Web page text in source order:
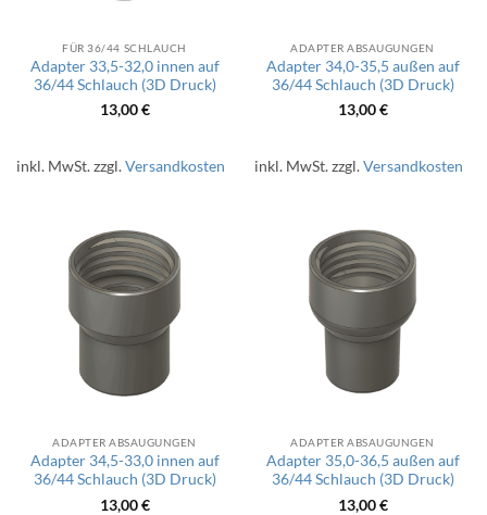
FÜR 36/44 SCHLAUCH
Adapter 33,5-32,0 innen auf
36/44 Schlauch (3D Druck)
13,00€
inkl. MwSt.zzgl.Versandkosten
ADAPTER ABSAUGUNGEN
Adapter 34,0-35,5 außen auf
36/44 Schlauch (3D Druck)
13,00€
inkl. MwSt.zzgl.Versandkosten
ADAPTER ABSAUGUNGEN
Adapter 34,5-33,0 innen auf
36/44 Schlauch (3D Druck)
13,00€
ADAPTER ABSAUGUNGEN
Adapter 35,0-36,5 außen auf
36/44 Schlauch (3D Druck)
13,00€